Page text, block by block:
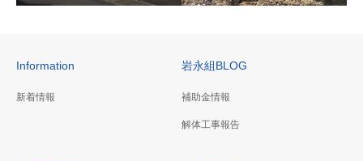
保有重機／車両
当社で保有している重機／車
Information
新着情報
岩永組BLOG
補助金情報
解体工事報告